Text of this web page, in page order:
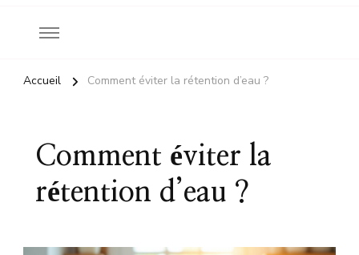
Accueil Comment éviter la rétention d’eau ?
Comment éviter la
rétention d’eau ?